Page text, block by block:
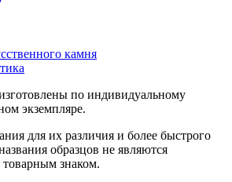
камня
по индивидуальному
экземпляре.
для их различия и более быстрого
образцов не являются
знаком.